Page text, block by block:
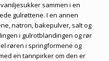
sammen i en
gulrøttene. I en annen
natron, bakepulver, salt og
i gulrotblandingen og rør
røren i springformene og
en tannpirker om den er